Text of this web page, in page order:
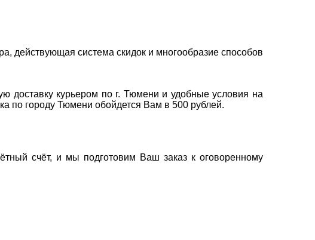
действующая система скидок и многообразие способов
доставку курьером по г. Тюмени и удобные условия на
по городу Тюмени обойдется Вам в 500 рублей.
счёт, и мы подготовим Ваш заказ к оговоренному